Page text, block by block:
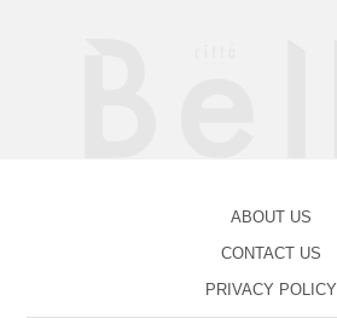
ABOUT US
CONTACT US
PRIVACY POLICY